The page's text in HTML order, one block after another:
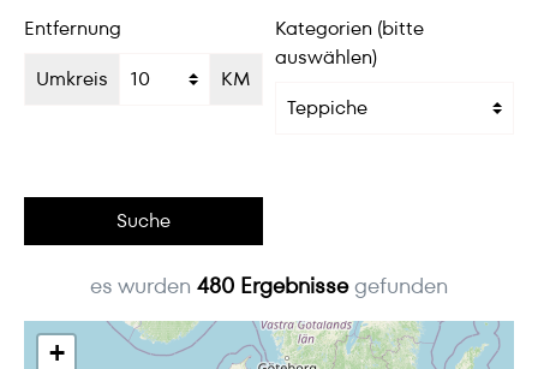
Entfernung
Umkreis
KM
Kategorien (bitte
auswählen)
Suche
es wurden 480 Ergebnissegefunden
+